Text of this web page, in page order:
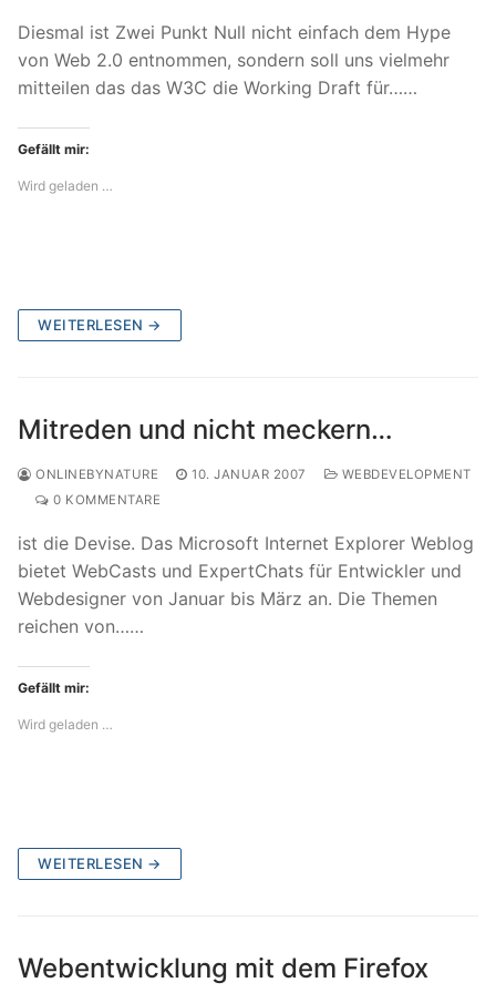
Diesmal ist Zwei Punkt Null nicht einfach dem Hype
von Web 2.0 entnommen, sondern soll uns vielmehr
mitteilen das das W3C die Working Draft für……
Gefällt mir:
Wird geladen …
WEITERLESEN →
Mitreden und nicht meckern…
ONLINEBYNATURE 10. JANUAR 2007
WEBDEVELOPMENT
0 KOMMENTARE
ist die Devise. Das Microsoft Internet Explorer Weblog
bietet WebCasts und ExpertChats für Entwickler und
Webdesigner von Januar bis März an. Die Themen
reichen von……
Gefällt mir:
Wird geladen …
WEITERLESEN →
Webentwicklung mit dem Firefox